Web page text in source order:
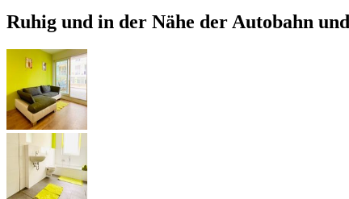
Ruhig und in der Nähe der Autobahn